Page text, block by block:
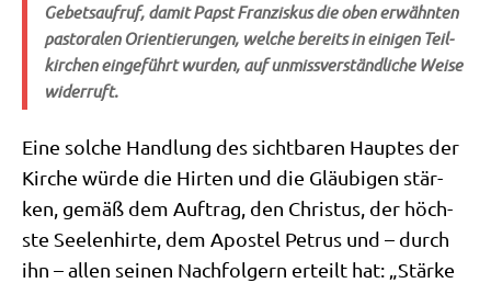
Gebets­auf­ruf, damit Papst Fran­zis­kus die oben erwähn­ten
pasto­ra­len Ori­en­tie­run­gen, wel­che bereits in eini­gen Teil­
kir­chen ein­ge­führt wur­den, auf unmiss­ver­ständ­li­che Wei­se
widerruft.
Eine sol­che Hand­lung des sicht­ba­ren Haup­tes der
Kir­che wür­de die Hir­ten und die Gläu­bi­gen stär­
ken, gemäß dem Auf­trag, den Chri­stus, der höch­
ste See­len­hir­te, dem Apo­stel Petrus und – durch
ihn – allen sei­nen Nach­fol­gern erteilt hat: „Stär­ke